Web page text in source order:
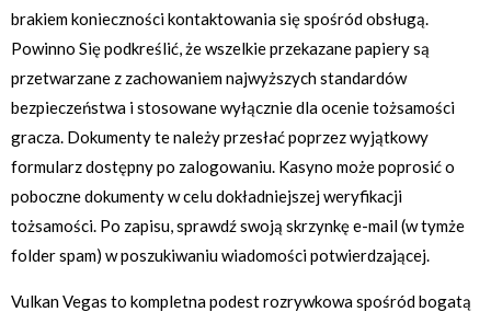
brakiem konieczności kontaktowania się spośród obsługą.
Powinno Się podkreślić, że wszelkie przekazane papiery są
przetwarzane z zachowaniem najwyższych standardów
bezpieczeństwa i stosowane wyłącznie dla ocenie tożsamości
gracza. Dokumenty te należy przesłać poprzez wyjątkowy
formularz dostępny po zalogowaniu. Kasyno może poprosić o
poboczne dokumenty w celu dokładniejszej weryfikacji
tożsamości. Po zapisu, sprawdź swoją skrzynkę e-mail (w tymże
folder spam) w poszukiwaniu wiadomości potwierdzającej.
Vulkan Vegas to kompletna podest rozrywkowa spośród bogatą